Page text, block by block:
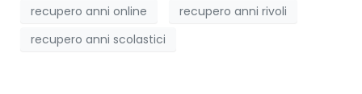
recupero anni online
recupero anni rivoli
recupero anni scolastici